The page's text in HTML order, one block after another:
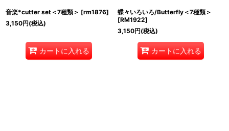
音楽*cutter set＜7種類＞ [rm1876]
3,150円(税込)
カートに入れる
蝶々いろいろ/Butterfly＜7種類＞
[RM1922]
3,150円(税込)
カートに入れる